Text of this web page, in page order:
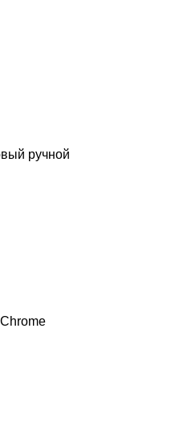
ручной